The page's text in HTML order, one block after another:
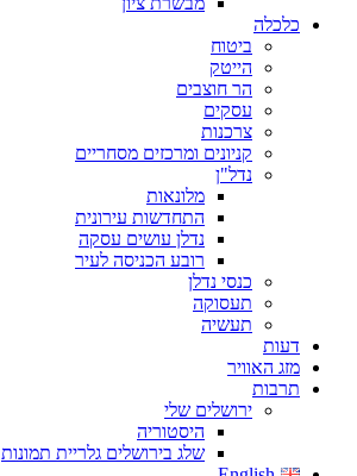
כלכלה
ביטוח
הייטק
הר חוצבים
עסקים
צרכנות
קניונים ומרכזים מסחריים
נדל"ן
מלונאות
התחדשות עירונית
נדלן עושים עסקה
רובע הכניסה לעיר
כנסי נדלן
תעסוקה
תעשיה
דעות
מזג האוויר
תרבות
ירושלים שלי
היסטוריה
שלג בירושלים גלריית תמונות